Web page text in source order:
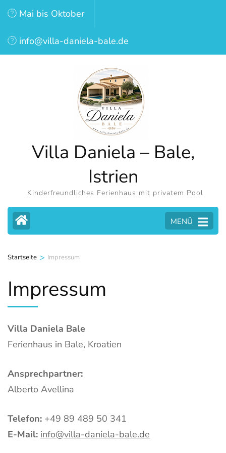
Zum
springen
(Eingabetaste
Mai bis Oktober
info@villa-daniela-bale.de
Villa Daniela – Bale,
Istrien
Kinderfreundliches Ferienhaus mit privatem Pool
MENÜ
Startseite > Impressum
Impressum
Villa Daniela Bale
Ferienhaus in Bale, Kroatien
Ansprechpartner:
Alberto Avellina
Telefon: +49 89 489 50 341
E-Mail: info@villa-daniela-bale.de